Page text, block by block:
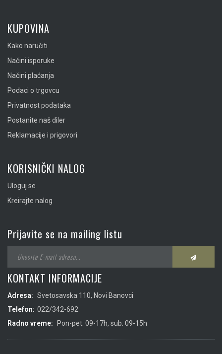
KUPOVINA
Kako naručiti
Načini isporuke
Načini plaćanja
Podaci o trgovcu
Privatnost podataka
Postanite naš diler
Reklamacije i prigovori
KORISNIČKI NALOG
Uloguj se
Kreirajte nalog
Prijavite se na mailing listu
KONTAKT INFORMACIJE
Adresa: Svetosavska 110, Novi Banovci
Telefon: 022/342-692
Radno vreme:
Pon-pet: 09-17h, sub: 09-15h